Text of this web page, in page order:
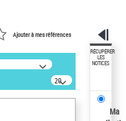
Ajouter à mes références
20
résultats/page
RÉCUPÉRER
LES
NOTICES
Ma